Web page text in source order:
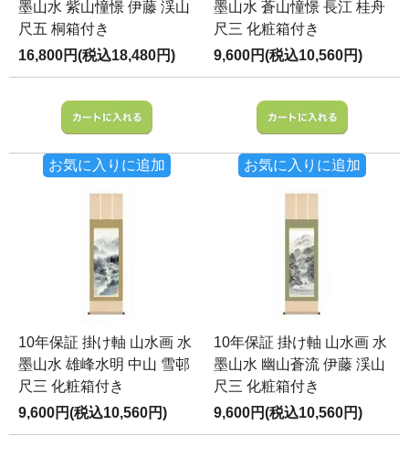
墨山水 紫山憧憬 伊藤 渓山
尺五 桐箱付き
16,800円(税込18,480円)
お気に入りに追加
墨山水 蒼山憧憬 長江 桂舟
尺三 化粧箱付き
9,600円(税込10,560円)
お気に入りに追加
10年保証 掛け軸 山水画 水
墨山水 雄峰水明 中山 雪邨
尺三 化粧箱付き
9,600円(税込10,560円)
10年保証 掛け軸 山水画 水
墨山水 幽山蒼流 伊藤 渓山
尺三 化粧箱付き
9,600円(税込10,560円)